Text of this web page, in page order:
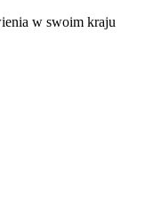
w swoim kraju